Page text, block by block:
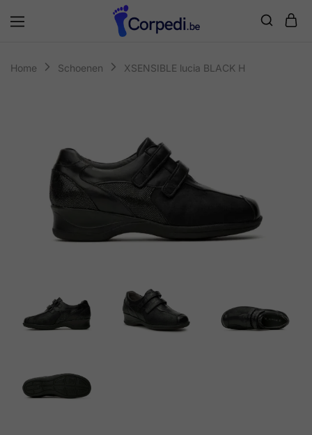
Home Schoenen XSENSIBLE lucia BLACK H